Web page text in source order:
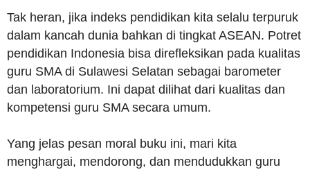
Tak heran, jika indeks pendidikan kita selalu terpuruk
dalam kancah dunia bahkan di tingkat ASEAN. Potret
pendidikan Indonesia bisa direfleksikan pada kualitas
guru SMA di Sulawesi Selatan sebagai barometer
dan laboratorium. Ini dapat dilihat dari kualitas dan
kompetensi guru SMA secara umum.
Yang jelas pesan moral buku ini, mari kita
menghargai, mendorong, dan mendudukkan guru